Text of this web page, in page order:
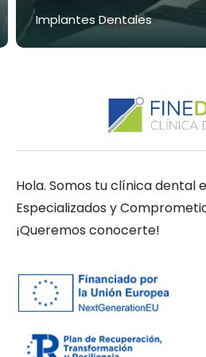
Implantes Dentales
Hola. Somos tu clínica dental
Especializados y
¡Queremos conocerte!